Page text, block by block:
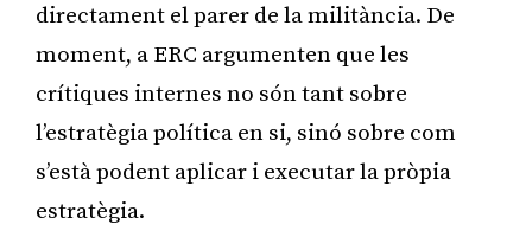
directament el parer de la militància. De
moment, a ERC argumenten que les
crítiques internes no són tant sobre
l’estratègia política en si, sinó sobre com
s’està podent aplicar i executar la pròpia
estratègia.